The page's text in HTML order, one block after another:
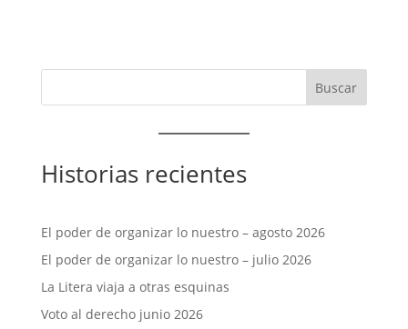
Historias recientes
El poder de organizar lo nuestro – agosto 2026
El poder de organizar lo nuestro – julio 2026
La Litera viaja a otras esquinas
Voto al derecho junio 2026